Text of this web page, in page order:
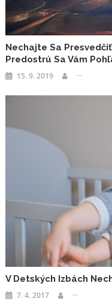
Nechajte Sa
Predostrú Sa Vám
15. 9. 2019
V Detských Izbách
7. 4. 2017